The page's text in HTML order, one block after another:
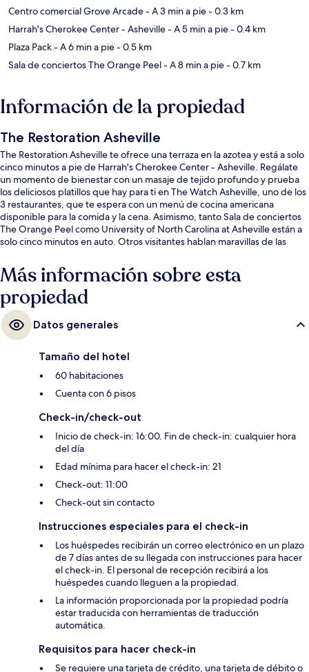
Centro comercial Grove Arcade- A 3 min a pie- 0.3 km
Harrah's Cherokee Center - Asheville- A 5 min a pie- 0.4 km
Plaza Pack- A 6 min a pie- 0.5 km
Sala de conciertos The Orange Peel- A 8 min a pie- 0.7 km
Información de la propiedad
The Restoration Asheville
The Restoration Asheville te ofrece una terraza en la azotea y está a solo
cinco minutos a pie de Harrah's Cherokee Center - Asheville. Regálate
un momento de bienestar con un masaje de tejido profundo y prueba
los deliciosos platillos que hay para ti en The Watch Asheville, uno de los
3 restaurantes, que te espera con un menú de cocina americana
disponible para la comida y la cena. Asimismo, tanto Sala de conciertos
The Orange Peel como University of North Carolina at Asheville están a
solo cinco minutos en auto. Otros visitantes hablan maravillas de las
general de la propiedad.
Más información sobre esta
propiedad
Datos generales
Tamaño del hotel
60 habitaciones
Cuenta con 6 pisos
Check-in/check-out
Inicio de check-in: 16:00. Fin de check-in: cualquier hora
del día
Edad mínima para hacer el check-in: 21
Check-out: 11:00
Check-out sin contacto
Instrucciones especiales para el check-in
Los huéspedes recibirán un correo electrónico en un plazo
de 7 días antes de su llegada con instrucciones para hacer
el check-in. El personal de recepción recibirá a los
huéspedes cuando lleguen a la propiedad.
La información proporcionada por la propiedad podría
estar traducida con herramientas de traducción
automática.
Requisitos para hacer check-in
Se requiere una tarjeta de crédito, una tarjeta de débito o